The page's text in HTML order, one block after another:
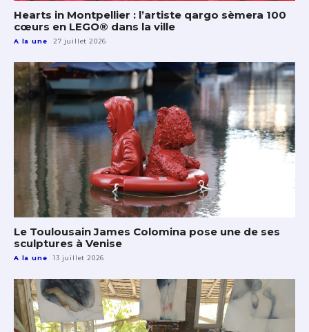
Hearts in Montpellier : l’artiste qargo sèmera 100
cœurs en LEGO® dans la ville
A la une 27 juillet 2026
Le Toulousain James Colomina pose une de ses
sculptures à Venise
A la une 13 juillet 2026